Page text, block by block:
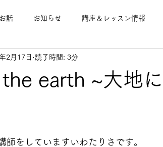
話 お知らせ 講座＆レッスン情報
お金のお話 りさのヨガ物語
earth ~大地
2月17日 読了時間: 3分
師をしていますいわたりさです。